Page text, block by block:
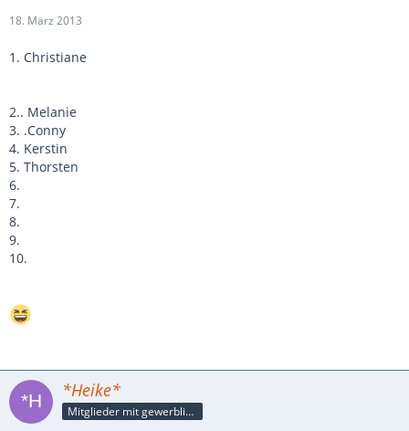
18. März 2013
1. Christiane
2.. Melanie
3. .Conny
4. Kerstin
5. Thorsten
6.
7.
8.
9.
10.
*Heike*
Mitglieder mit gewerblicher Verbindung, auch als Mitarbeiter/in